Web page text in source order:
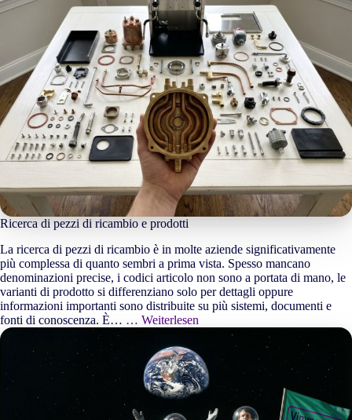
Ricerca di pezzi di ricambio e prodotti
La ricerca di pezzi di ricambio è in molte aziende significativamente
più complessa di quanto sembri a prima vista. Spesso mancano
denominazioni precise, i codici articolo non sono a portata di mano, le
varianti di prodotto si differenziano solo per dettagli oppure
informazioni importanti sono distribuite su più sistemi, documenti e
fonti di conoscenza. È… … Weiterlesen